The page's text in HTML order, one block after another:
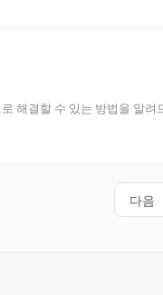
해결할 수 있는 방법을 알
다음